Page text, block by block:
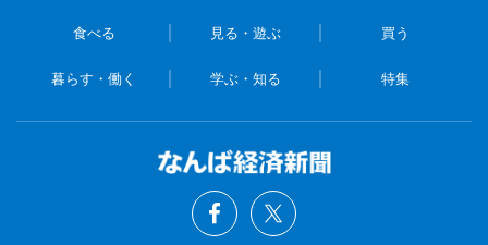
食べる 見る・遊ぶ 買う
暮らす・働く 学ぶ・知る 特集